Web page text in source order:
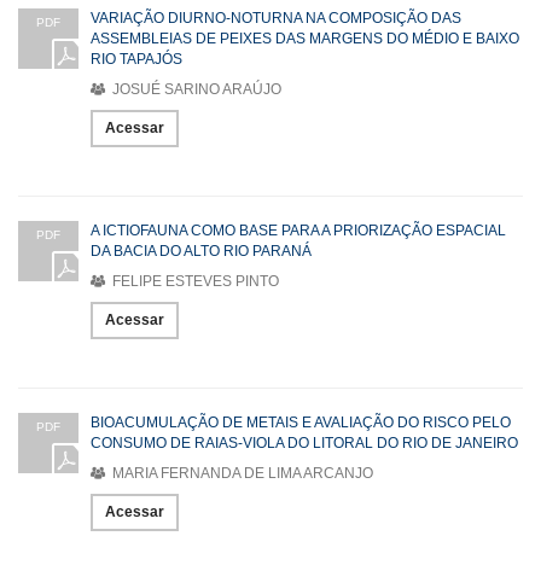
PDF
VARIAÇÃO DIURNO-NOTURNA NA COMPOSIÇÃO DAS
ASSEMBLEIAS DE PEIXES DAS MARGENS DO MÉDIO E BAIXO
RIO TAPAJÓS
JOSUÉ SARINO ARAÚJO
Acessar
PDF
A ICTIOFAUNA COMO BASE PARA A PRIORIZAÇÃO ESPACIAL
DA BACIA DO ALTO RIO PARANÁ
FELIPE ESTEVES PINTO
Acessar
PDF
BIOACUMULAÇÃO DE METAIS E AVALIAÇÃO DO RISCO PELO
CONSUMO DE RAIAS-VIOLA DO LITORAL DO RIO DE JANEIRO
MARIA FERNANDA DE LIMA ARCANJO
Acessar